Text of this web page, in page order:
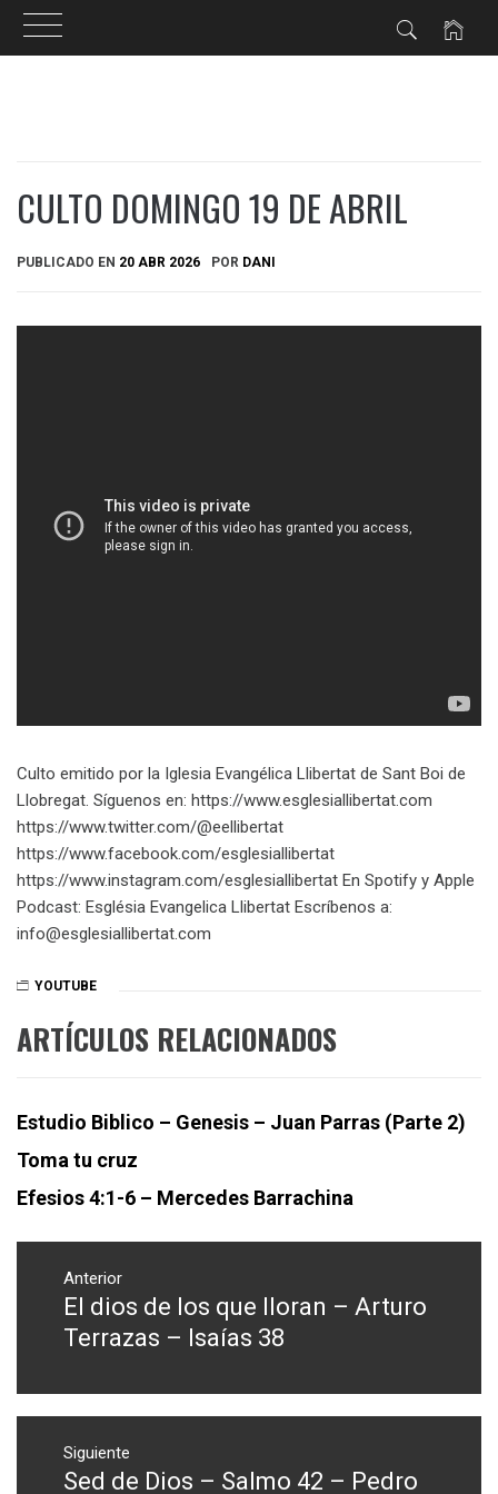
CULTO DOMINGO 19 DE ABRIL
PUBLICADO EN 20 ABR 2026 POR DANI
Culto emitido por la Iglesia Evangélica Llibertat de Sant Boi de
Llobregat. Síguenos en: https://www.esglesiallibertat.com
https://www.twitter.com/@eellibertat
https://www.facebook.com/esglesiallibertat
https://www.instagram.com/esglesiallibertat En Spotify y Apple
Podcast: Església Evangelica Llibertat Escríbenos a:
info@esglesiallibertat.com
YOUTUBE
ARTÍCULOS RELACIONADOS
Estudio Biblico – Genesis – Juan Parras (Parte 2)
Toma tu cruz
Efesios 4:1-6 – Mercedes Barrachina
Navegación
entradas
Anterior
Entrada
anterior:
El dios de los que lloran – Arturo
Terrazas – Isaías 38
Siguiente
Entrada
Sed de Dios – Salmo 42 – Pedro